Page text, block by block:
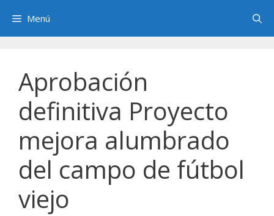
contenido
Menú
Aprobación
definitiva Proyecto
mejora alumbrado
del campo de fútbol
viejo